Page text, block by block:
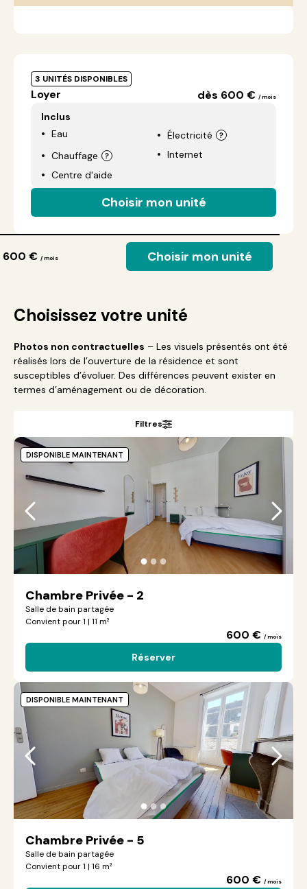
3 UNITÉS DISPONIBLES
Loyer dès 600 € / mois
Inclus
Eau
Électricité
Chauffage
Internet
Centre d'aide
Choisir mon unité
600 € / mois Choisir mon unité
Choisissez votre unité
Photos non contractuelles – Les visuels présentés ont été
réalisés lors de l’ouverture de la résidence et sont
susceptibles d’évoluer. Des différences peuvent exister en
termes d’aménagement ou de décoration.
Filtres
●●●
Chambre Privée - 2
Salle de bain partagée
Convient pour 1 | 11 m²
600 € / mois
Réserver
DISPONIBLE MAINTENANT
●●●
Chambre Privée - 5
Salle de bain partagée
Convient pour 1 | 16 m²
600 € / mois
DISPONIBLE MAINTENANT